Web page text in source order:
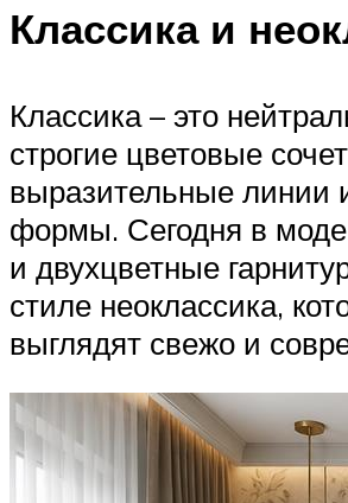
Классика и
Классика – это
строгие цветовые
выразительные линии
формы. Сегодня в
и двухцветные
стиле неоклассика,
выглядят свежо и